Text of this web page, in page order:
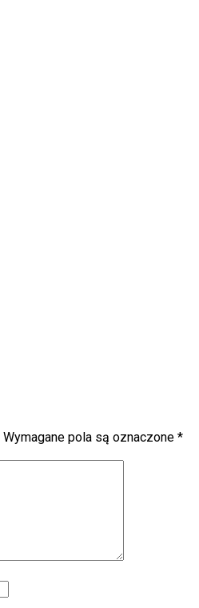
Wymagane pola są oznaczone *